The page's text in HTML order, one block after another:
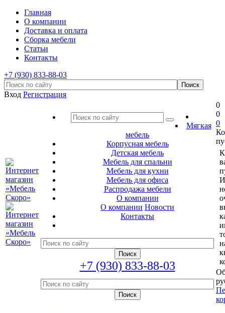
Главная
О компании
Доставка и оплата
Сборка мебели
Статьи
Контакты
+7 (930) 833-88-03
Вход Регистрация
Мягкая
мебель
Корпусная мебель
Детская мебель
Мебель для спальни
Мебель для кухни
Мебель для офиса
Распродажа мебели
О компании
О компании Новости
Контакты
+7 (930) 833-88-03
0
0
0